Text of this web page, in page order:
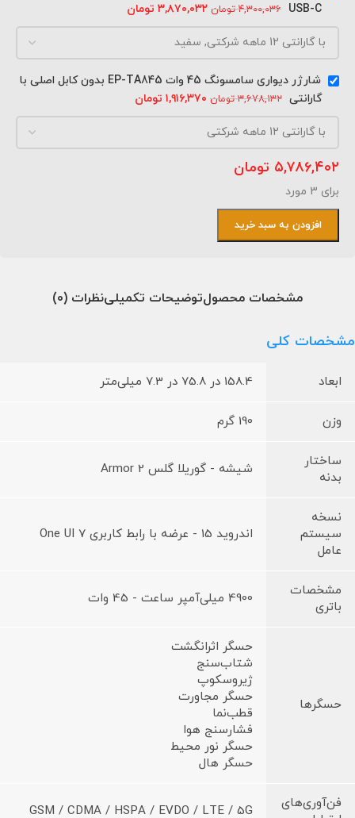
USB-C ۴,۳۰۰,۰۳۶ تومان ۳,۸۷۰,۰۳۲ تومان
شارژر دیواری سامسونگ 45 وات EP-TA845 بدون کابل اصلی با
گارانتی ۳,۶۷۸,۱۳۲ تومان ۱,۹۱۶,۳۷۰ تومان
۵,۷۸۶,۴۰۲ تومان
برای 3 مورد
افزودن به سبد خرید
مشخصات محصولتوضیحات تکمیلینظرات (0)
مشخصات کلی
ابعاد 158.4 در 75.8 در 7.3 میلی‌متر
وزن 190 گرم
ساختار
بدنه
شیشه - گوریلا گلس Armor 2
نسخه
سیستم
عامل
اندروید 15 - عرضه با رابط کاربری One UI 7
مشخصات
باتری
4900 میلی‌آمپر ساعت - 45 وات
حسگرها
حسگر اثرانگشت
شتاب‌سنج
ژیروسکوپ
حسگر مجاورت
قطب‌نما
فشارسنج هوا
حسگر نور محیط
حسگر هال
فن‌آوری‌های
GSM / CDMA / HSPA / EVDO / LTE / 5G